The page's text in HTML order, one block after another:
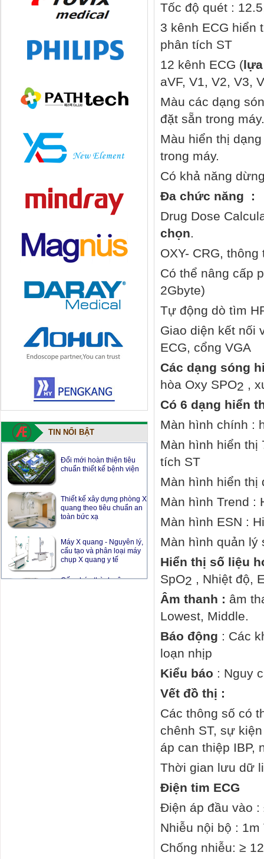
TIN NỔI BẬT
Thiết kế xây dựng phòng X
quang theo tiêu chuẩn an
toàn bức xạ
Máy X quang - Nguyên lý,
cấu tạo và phân loại máy
chụp X quang y tế
Cấy ghép thành công
xương ức và xương lồng
ngực in 3D bằng titan vào
bệnh nhân ung thư
Tốc độ quét :
3 kênh ECG hiển
phân tích ST
12 kênh ECG (
aVF, V1, V2, V3,
Màu các dạng
đặt sẵn trong máy.
Màu hiển thị
trong máy.
Có khả năng
Đa chức năng :
Drug Dose
chọn.
OXY- CRG,
Có thể nâng cấp
2Gbyte)
Tự động dò tìm
Giao diện kết nối
ECG, cổng VGA
Các dạng sóng
hòa Oxy SPO2 ,
Có 6 dạng hiển
Màn hình chính :
Màn hình hiển thị
tích ST
Màn hình hiển thị
Màn hình Trend :
Màn hình ESN :
Màn hình quản lý
Hiển thị số liệu
SpO2 , Nhiệt độ,
Âm thanh : âm
Lowest, Middle.
Báo động : Các
loạn nhịp
Kiểu báo : Nguy
Vết đồ thị :
Các thông số có
chênh ST, sự
áp can thiệp IBP,
Thời gian lưu dữ
Điện tim ECG
Điện áp đầu vào :
Nhiễu nội bộ : 1m
Chống nhiễu: ≥